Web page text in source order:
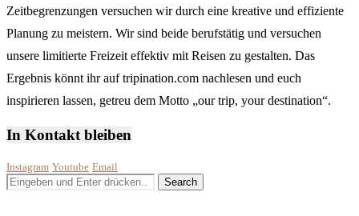
Zeitbegrenzungen versuchen wir durch eine kreative und effiziente
Planung zu meistern. Wir sind beide berufstätig und versuchen
unsere limitierte Freizeit effektiv mit Reisen zu gestalten. Das
Ergebnis könnt ihr auf tripination.com nachlesen und euch
inspirieren lassen, getreu dem Motto „our trip, your destination“.
In Kontakt bleiben
Instagram Youtube Email